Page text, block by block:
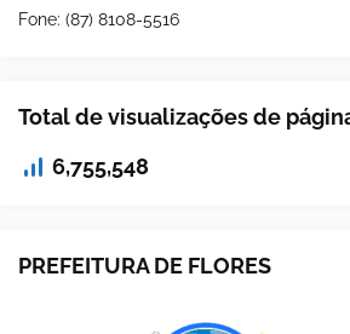
Fone: (87) 8108-5516
Total de visualizações de
6,755,548
PREFEITURA DE FLORES